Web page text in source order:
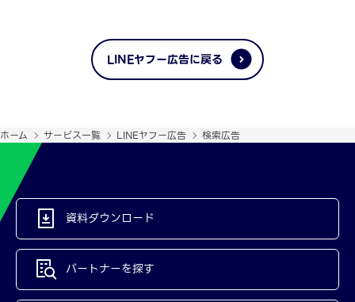
LINEヤフー広告に戻る
ホーム サービス一覧 LINEヤフー広告 検索広告
資料ダウンロード
パートナーを探す